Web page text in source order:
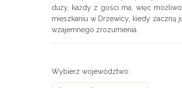
duży, każdy z gości ma, więc
mieszkaniu w Drzewicy, kiedy zaczną
wzajemnego zrozumienia.
Wybierz województwo: